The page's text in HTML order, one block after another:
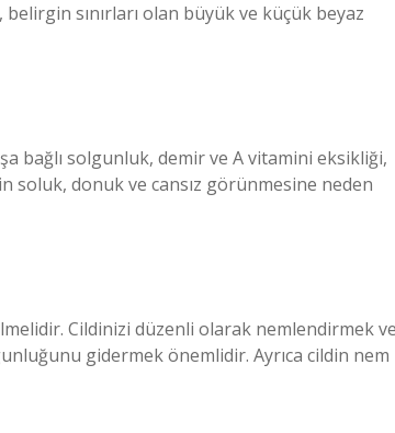
sınırları olan büyük ve küçük beyaz
bağlı solgunluk, demir ve A vitamini eksikliği,
soluk, donuk ve cansız görünmesine neden
Cildinizi düzenli olarak nemlendirmek
gidermek önemlidir. Ayrıca cildin nem